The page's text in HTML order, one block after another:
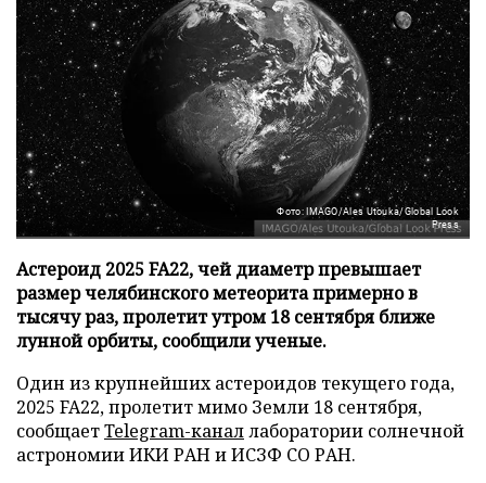
Фото: IMAGO/Ales Utouka/Global Look
Press
Астероид 2025 FA22, чей диаметр превышает
размер челябинского метеорита примерно в
тысячу раз, пролетит утром 18 сентября ближе
лунной орбиты, сообщили ученые.
Один из крупнейших астероидов текущего года,
2025 FA22, пролетит мимо Земли 18 сентября,
сообщаетTelegram-каналлаборатории солнечной
астрономии ИКИ РАН и ИСЗФ СО РАН.